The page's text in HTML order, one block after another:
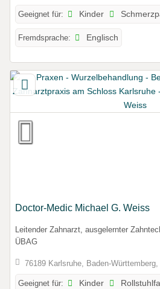
Geeignet für: Kinder
Fremdsprache: Englisch
Doctor-Medic Michael G. Weiss
Leitender Zahnarzt, ausgelernter
ÜBAG
76189 Karlsruhe, Baden-
Geeignet für: Kinder